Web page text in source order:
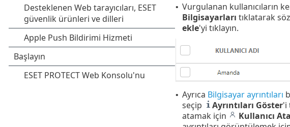
• Vurgulanan kullanıcıların
Bilgisayarları tıklatarak
ekle'yi tıklayın.
• Ayrıca Bilgisayar ayrıntıları
seçip
Ayrıntıları Göster'i
atamak için
Kullanıcı Ata